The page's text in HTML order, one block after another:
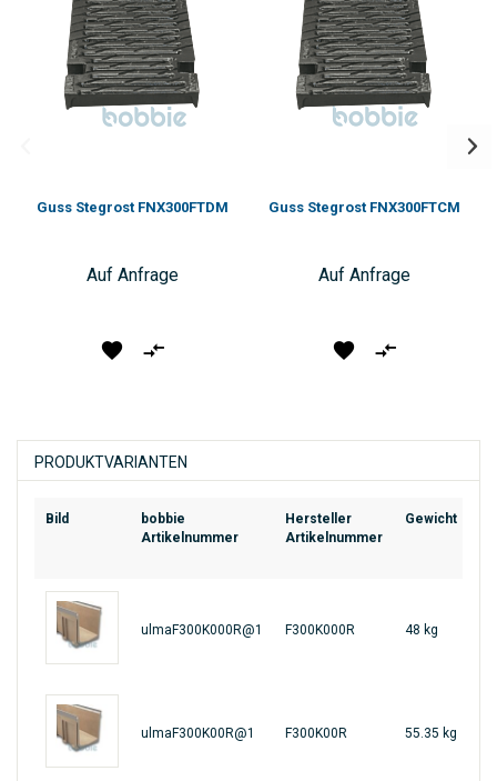
Guss Stegrost FNX300FTDM
Auf Anfrage
Produkt
Guss Stegrost FNX300FTCM
Auf Anfrage
Produkt
PRODUKTVARIANTEN
Bild
bobbie
Artikelnummer
Hersteller
Artikelnummer
Gewicht
ulmaF300K000R@1 F300K000R 48 kg
ulmaF300K00R@1 F300K00R 55.35 kg